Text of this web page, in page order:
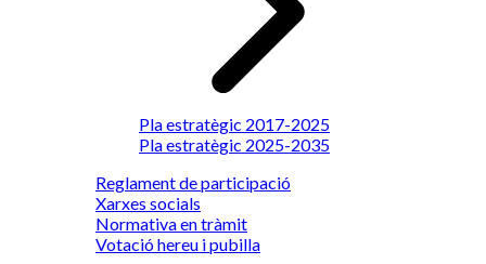
Pla estratègic 2017-2025
Pla estratègic 2025-2035
Reglament de participació
Xarxes socials
Normativa en tràmit
Votació hereu i pubilla